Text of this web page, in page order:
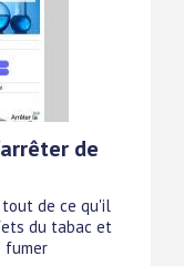
de
tout de ce qu'il
du tabac et
fumer